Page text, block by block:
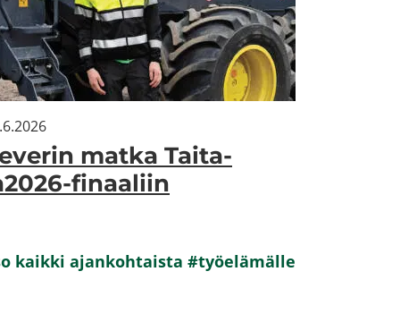
matka Tai­ta­
​finaaliin
kaik­ki ajan­koh­tais­ta #työ­elä­mäl­le